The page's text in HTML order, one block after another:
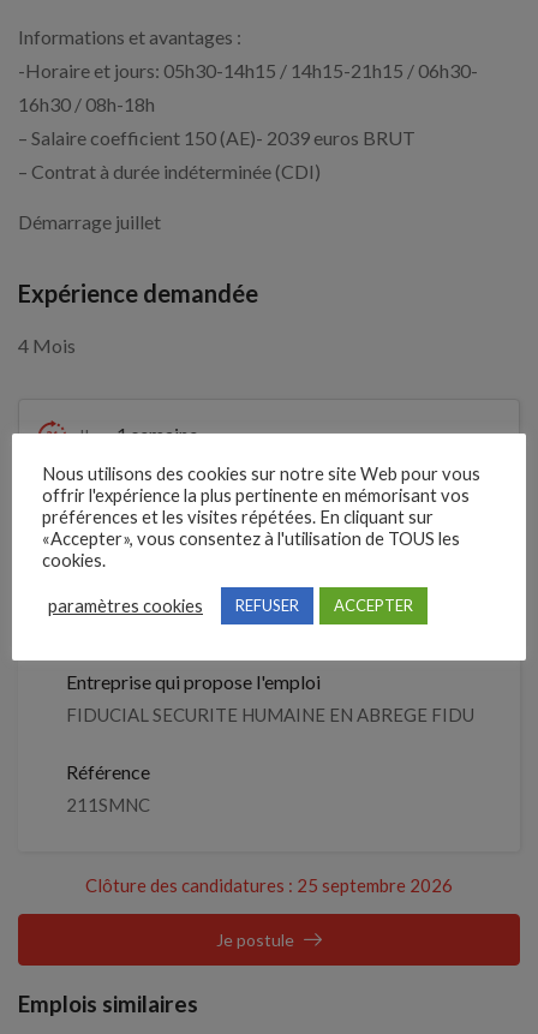
Informations et avantages :
-Horaire et jours: 05h30-14h15 / 14h15-21h15 / 06h30-
16h30 / 08h-18h
– Salaire coefficient 150 (AE)- 2039 euros BRUT
– Contrat à durée indéterminée (CDI)
Démarrage juillet
Expérience demandée
4 Mois
Il y a1 semaine
Clôture des candidatures : 25
septembre 2026
Je postule
Détails de l’offre
Entreprise qui propose l'emploi
FIDUCIAL SECURITE HUMAINE EN ABREGE FIDU
Référence
211SMNC
Clôture des candidatures : 25 septembre 2026
Je postule
Emplois similaires
Nous utilisons des cookies sur notre site Web pour vous
offrir l'expérience la plus pertinente en mémorisant vos
préférences et les visites répétées. En cliquant sur
«Accepter», vous consentez à l'utilisation de TOUS les
cookies.
paramètres cookies REFUSER ACCEPTER